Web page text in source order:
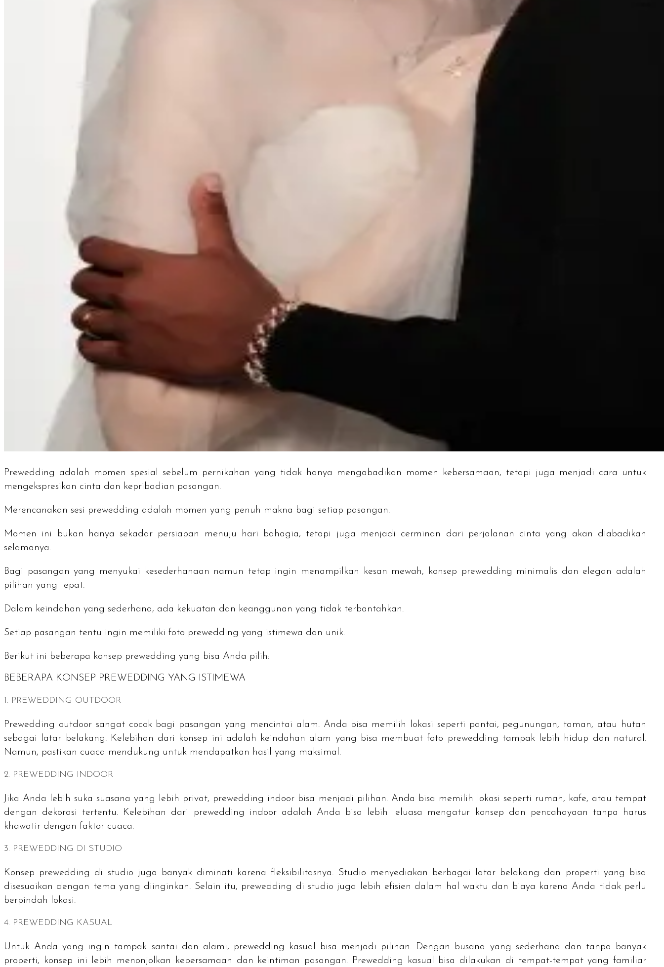
Prewedding adalah momen spesial sebelum pernikahan yang tidak hanya mengabadikan momen kebersamaan, tetapi juga menjadi cara untuk
mengekspresikan cinta dan kepribadian pasangan.
Merencanakan sesi prewedding adalah momen yang penuh makna bagi setiap pasangan.
Momen ini bukan hanya sekadar persiapan menuju hari bahagia, tetapi juga menjadi cerminan dari perjalanan cinta yang akan diabadikan
selamanya.
Bagi pasangan yang menyukai kesederhanaan namun tetap ingin menampilkan kesan mewah, konsep prewedding minimalis dan elegan adalah
pilihan yang tepat.
Dalam keindahan yang sederhana, ada kekuatan dan keanggunan yang tidak terbantahkan.
Setiap pasangan tentu ingin memiliki foto prewedding yang istimewa dan unik.
Berikut ini beberapa konsep prewedding yang bisa Anda pilih:
BEBERAPA KONSEP PREWEDDING YANG ISTIMEWA
1. PREWEDDING OUTDOOR
Prewedding outdoor sangat cocok bagi pasangan yang mencintai alam. Anda bisa memilih lokasi seperti pantai, pegunungan, taman, atau hutan
sebagai latar belakang. Kelebihan dari konsep ini adalah keindahan alam yang bisa membuat foto prewedding tampak lebih hidup dan natural.
Namun, pastikan cuaca mendukung untuk mendapatkan hasil yang maksimal.
2. PREWEDDING INDOOR
Jika Anda lebih suka suasana yang lebih privat, prewedding indoor bisa menjadi pilihan. Anda bisa memilih lokasi seperti rumah, kafe, atau tempat
dengan dekorasi tertentu. Kelebihan dari
prewedding indoor adalah Anda bisa lebih leluasa mengatur konsep dan pencahayaan tanpa harus
khawatir dengan faktor cuaca.
3. PREWEDDING DI STUDIO
Konsep prewedding di studio juga banyak diminati karena fleksibilitasnya. Studio menyediakan berbagai latar belakang dan properti yang bisa
disesuaikan dengan tema yang diinginkan. Selain itu, prewedding di studio juga lebih efisien dalam hal waktu dan biaya karena Anda tidak perlu
berpindah lokasi.
4. PREWEDDING KASUAL
Untuk Anda yang ingin tampak santai dan alami, prewedding kasual bisa menjadi pilihan. Dengan busana yang sederhana dan tanpa banyak
properti, konsep ini lebih menonjolkan kebersamaan dan keintiman pasangan. Prewedding kasual bisa dilakukan di tempat-tempat yang familiar